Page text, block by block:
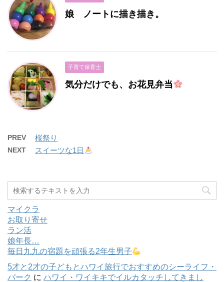
娘 ノートに描き描き。
子育て保育士
気分だけでも、お花見弁当
PREV 桜祭り
NEXT スイーツな1日
マイクラ
お取り寄せ
ラン活
娘年長…
毎日九九の宿題を頑張る2年生男子
5才と2才の子どもとハワイ旅行でおすすめのシーライフ・
パーク に ハワイ・ワイキキでイルカタッチしてきまし